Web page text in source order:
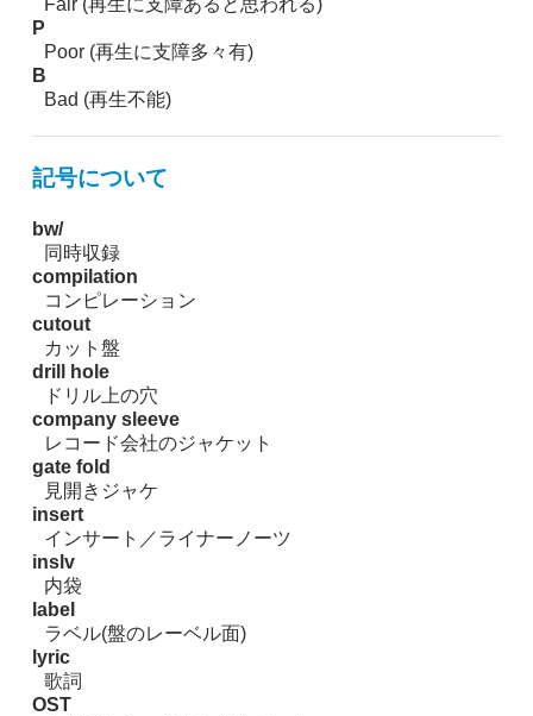
Fair (再生に支障あると思われる)
P
Poor (再生に支障多々有)
B
Bad (再生不能)
記号について
bw/
同時収録
compilation
コンピレーション
cutout
カット盤
drill hole
ドリル上の穴
company sleeve
レコード会社のジャケット
gate fold
見開きジャケ
insert
インサート／ライナーノーツ
inslv
内袋
label
ラベル(盤のレーベル面)
lyric
歌詞
OST